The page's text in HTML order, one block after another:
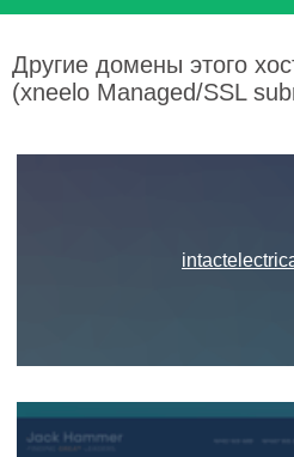
Другие домены этого
(xneelo Managed/SSL